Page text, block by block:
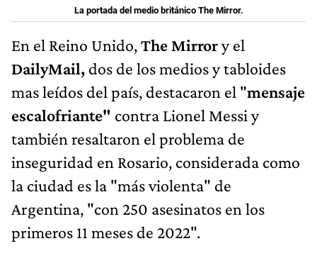
La portada del medio británico The Mirror.
En el Reino Unido,The Mirrory el
DailyMail, dos de los medios y tabloides
mas leídos del país, destacaron el "mensaje
escalofriante" contra Lionel Messi y
también resaltaron el problema de
inseguridad en Rosario, considerada como
la ciudad es la "más violenta" de
Argentina, "con 250 asesinatos en los
primeros 11 meses de 2022".